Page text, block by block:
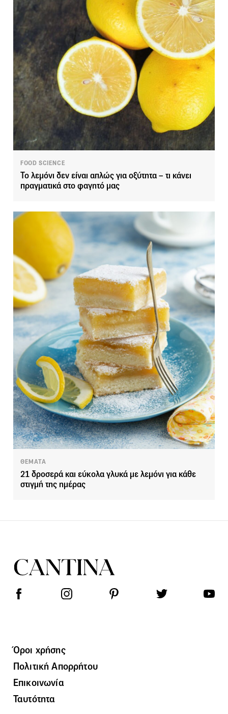
FOOD SCIENCE
Το λεμόνι δεν είναι απλώς για οξύτητα – τι κάνει
πραγματικά στο φαγητό μας
ΘΕΜΑΤΑ
21 δροσερά και εύκολα γλυκά με λεμόνι για κάθε
στιγμή της ημέρας
Όροι χρήσης
Πολιτική Απορρήτου
Επικοινωνία
Ταυτότητα